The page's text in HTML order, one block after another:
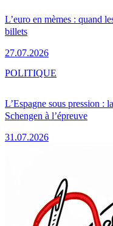
L’euro en mèmes : quand
billets
27.07.2026
L’Espagne sous pression :
Schengen à l’épreuve
31.07.2026
POLITIQUE